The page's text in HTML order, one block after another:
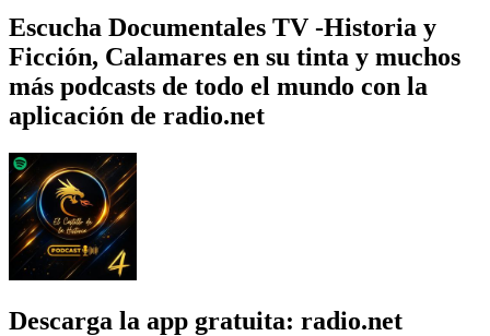
Escucha Documentales TV -Historia y
Ficción, Calamares en su tinta y muchos
más podcasts de todo el mundo con la
aplicación de radio.net
Descarga la app gratuita: radio.net